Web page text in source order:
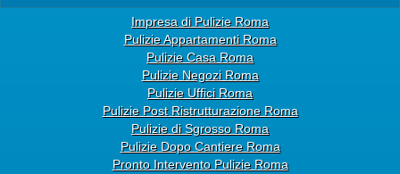
Impresa di Pulizie Roma
Pulizie Appartamenti Roma
Pulizie Casa Roma
Pulizie Negozi Roma
Pulizie Uffici Roma
Pulizie Post Ristrutturazione Roma
Pulizie di Sgrosso Roma
Pulizie Dopo Cantiere Roma
Pronto Intervento Pulizie Roma